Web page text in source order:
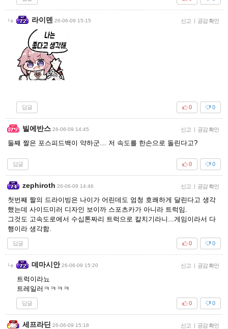
라이덴 26-06-09 15:15 신고 | 공감 확인
답글 0
0
빌에반스 26-06-09 14:45 신고 | 공감 확인
둘째 짤은 포스피드백이 약하군… 저 속도를 한손으로 돌린다고?
답글 0
0
zephiroth 26-06-09 14:46 신고 | 공감 확인
첫번째 짤의 드라이빙은 나이가 어린데도 엄청 호쾌하게 달린다고 생각
했는데 사이드미러 디자인 보이까 스포츠카가 아니라 트럭임.
그것도 고속도로에서 수십톤짜리 트럭으로 칼치기라니...게임이라서 다
행이라 생각함.
답글 0
0
데마시안 26-06-09 15:20 신고 | 공감 확인
트럭이라뇨
트레일러ㅋㅋㅋㅋ
답글 0
0
세프라딘 26-06-09 15:18 신고 | 공감 확인